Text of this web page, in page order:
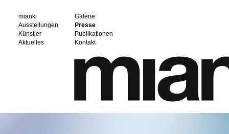
mianki
Galerie
Ausstellungen
Presse
Künstler
Publikationen
Aktuelles
Kontakt